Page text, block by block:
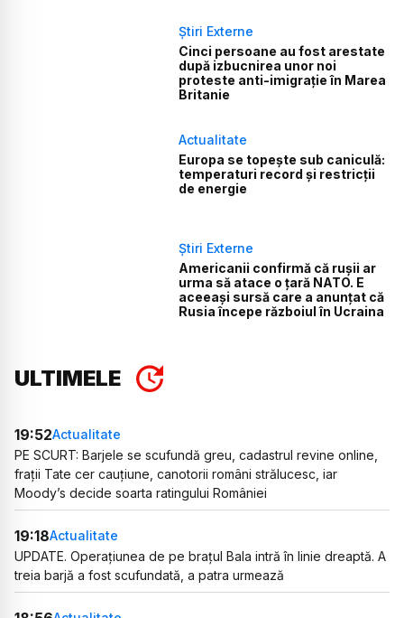
Știri Externe
Cinci persoane au fost arestate
după izbucnirea unor noi
proteste anti-imigrație în Marea
Britanie
Actualitate
Europa se topește sub caniculă:
temperaturi record și restricții
de energie
Știri Externe
Americanii confirmă că rușii ar
urma să atace o țară NATO. E
aceeași sursă care a anunțat că
Rusia începe războiul în Ucraina
ULTIMELE
19:52Actualitate
PE SCURT: Barjele se scufundă greu, cadastrul revine online,
frații Tate cer cauțiune, canotorii români strălucesc, iar
Moody’s decide soarta ratingului României
19:18Actualitate
UPDATE. Operațiunea de pe brațul Bala intră în linie dreaptă. A
treia barjă a fost scufundată, a patra urmează